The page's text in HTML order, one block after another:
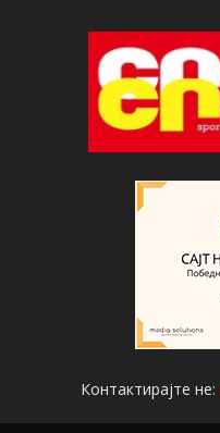
Контактирајте не: